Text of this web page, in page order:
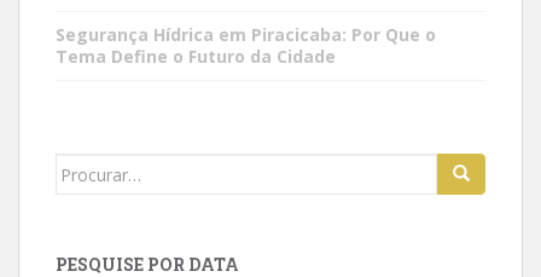
Segurança Hídrica em Piracicaba: Por Que o
Tema Define o Futuro da Cidade
Search
PESQUISE POR DATA